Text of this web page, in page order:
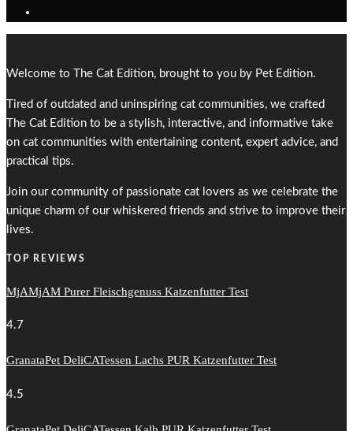
Welcome to The Cat Edition, brought to you by Pet Edition.
Tired of outdated and uninspiring cat communities, we crafted
The Cat Edition to be a stylish, interactive, and informative take
on cat communities with entertaining content, expert advice, and
practical tips.
Join our community of passionate cat lovers as we celebrate the
unique charm of our whiskered friends and strive to improve their
lives.
TOP REVIEWS
MjAMjAM Purer Fleischgenuss Katzenfutter Test
4.7
GranataPet DeliCATessen Lachs PUR Katzenfutter Test
4.5